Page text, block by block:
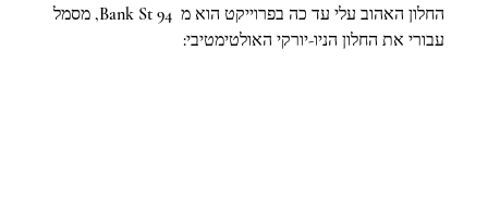
החלון האהוב עלי עד כה בפרוייקט הוא מ  Bank St 94, מסמל
עבורי את החלון הניו-יורקי האולטימטיבי: